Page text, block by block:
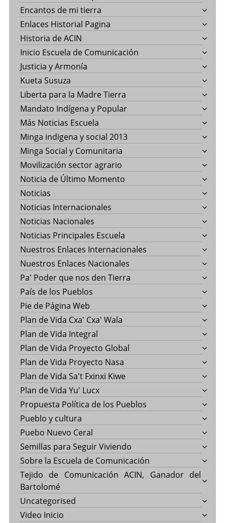
Encantos de mi tierra
Enlaces Historial Pagina
Historia de ACIN
Inicio Escuela de Comunicación
Justicia y Armonía
Kueta Susuza
Liberta para la Madre Tierra
Mandato Indígena y Popular
Más Noticias Escuela
Minga indigena y social 2013
Minga Social y Comunitaria
Movilización sector agrario
Noticia de Último Momento
Noticias
Noticias Internacionales
Noticias Nacionales
Noticias Principales Escuela
Nuestros Enlaces Internacionales
Nuestros Enlaces Nacionales
Pa' Poder que nos den Tierra
País de los Pueblos
Pie de Página Web
Plan de Vida Cxa' Cxa' Wala
Plan de Vida Integral
Plan de Vida Proyecto Global
Plan de Vida Proyecto Nasa
Plan de Vida Sa't Fxinxi Kiwe
Plan de Vida Yu' Lucx
Propuesta Política de los Pueblos
Pueblo y cultura
Puebo Nuevo Ceral
Semillas para Seguir Viviendo
Sobre la Escuela de Comunicación
Tejido de Comunicación ACIN, Ganador del
Bartolomé
Uncategorised
Video Inicio